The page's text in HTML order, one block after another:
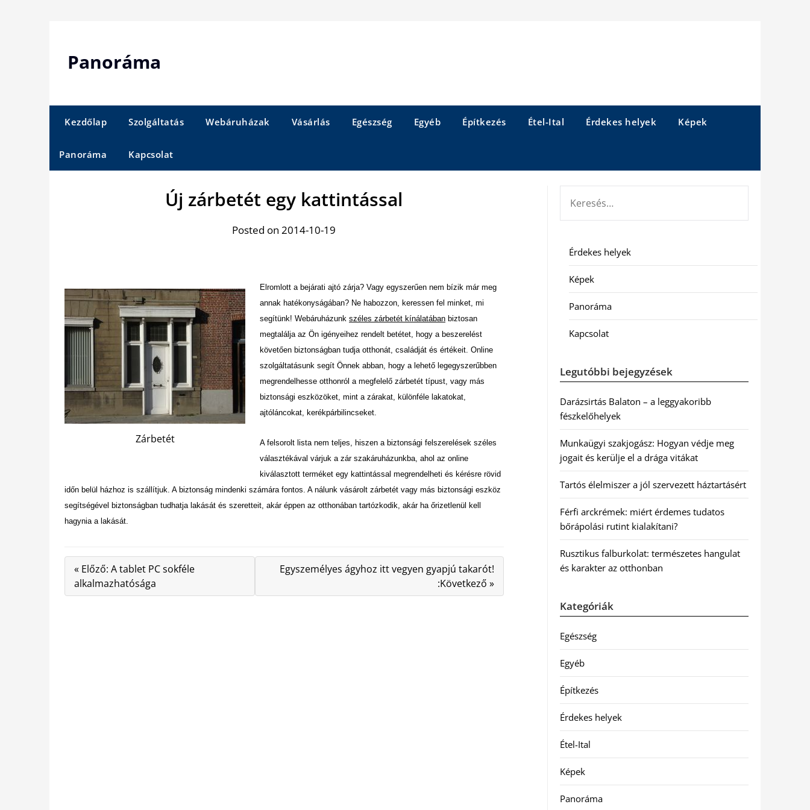
Panoráma
Kezdőlap Szolgáltatás Webáruházak Vásárlás Egészség Egyéb Építkezés Étel-Ital Érdekes helyek Képek
Panoráma Kapcsolat
Új zárbetét egy kattintással
Posted on 2014-10-19
Zárbetét
Elromlott a bejárati ajtó zárja? Vagy egyszerűen nem bízik már meg
annak hatékonyságában? Ne habozzon, keressen fel minket, mi
segítünk! Webáruházunk széles zárbetét kínálatában biztosan
megtalálja az Ön igényeihez rendelt betétet, hogy a beszerelést
követően biztonságban tudja otthonát, családját és értékeit. Online
szolgáltatásunk segít Önnek abban, hogy a lehető legegyszerűbben
megrendelhesse otthonról a megfelelő zárbetét típust, vagy más
biztonsági eszközöket, mint a zárakat, különféle lakatokat,
ajtóláncokat, kerékpárbilincseket.
A felsorolt lista nem teljes, hiszen a biztonsági felszerelések széles
választékával várjuk a zár szakáruházunkba, ahol az online
kiválasztott terméket egy kattintással megrendelheti és kérésre rövid
időn belül házhoz is szállítjuk. A biztonság mindenki számára fontos. A nálunk vásárolt zárbetét vagy más biztonsági eszköz
segítségével biztonságban tudhatja lakását és szeretteit, akár éppen az otthonában tartózkodik, akár ha őrizetlenül kell
hagynia a lakását.
« Előző: A tablet PC sokféle
alkalmazhatósága
Egyszemélyes ágyhoz itt vegyen gyapjú takarót!
:Következő »
Érdekes helyek
Képek
Panoráma
Kapcsolat
Legutóbbi bejegyzések
Darázsirtás Balaton – a leggyakoribb
fészkelőhelyek
Munkaügyi szakjogász: Hogyan védje meg
jogait és kerülje el a drága vitákat
Tartós élelmiszer a jól szervezett háztartásért
Férfi arckrémek: miért érdemes tudatos
bőrápolási rutint kialakítani?
Rusztikus falburkolat: természetes hangulat
és karakter az otthonban
Kategóriák
Egészség
Egyéb
Építkezés
Érdekes helyek
Étel-Ital
Képek
Panoráma